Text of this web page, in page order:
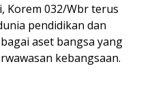
Korem 032/Wbr terus
pendidikan dan
aset bangsa yang
kebangsaan.